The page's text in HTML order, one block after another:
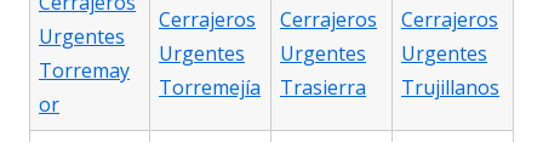
Urgentes
Torremay
or
Cerrajeros
Urgentes
Torremejía
Cerrajeros
Urgentes
Trasierra
Cerrajeros
Urgentes
Trujillanos